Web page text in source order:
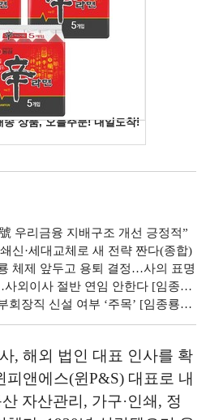
우리금융 지배구조 개선 긍정적”
신·세대교체로 새 전략 짠다(종합)
체제 앞두고 용퇴 결정…사의 표명
사 절반 연임 안한다 [임종룡號 우리금융]
신설 여부 ‘주목’ [임종룡號 우리금융]
, 해외 법인 대표 인사를 확
피앤에스(윈P&S) 대표로 내
자산관리, 가구·인쇄, 정